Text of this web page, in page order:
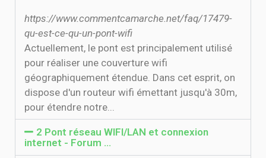
https://www.commentcamarche.net/faq/17479-
qu-est-ce-qu-un-pont-wifi
Actuellement, le pont est principalement utilisé
pour réaliser une couverture wifi
géographiquement étendue. Dans cet esprit, on
dispose d'un routeur wifi émettant jusqu'à 30m,
pour étendre notre...
2 Pont réseau WIFI/LAN et connexion
internet - Forum …